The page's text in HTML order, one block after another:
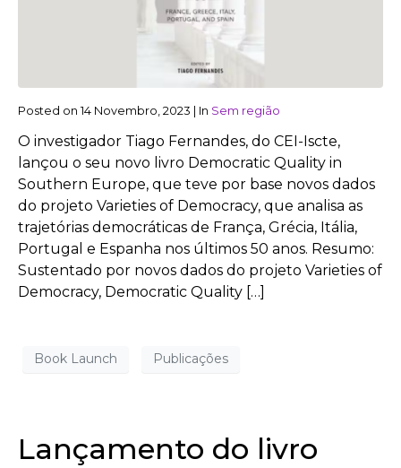
Posted on 14 Novembro, 2023 In Sem região
O investigador Tiago Fernandes, do CEI-Iscte,
lançou o seu novo livro Democratic Quality in
Southern Europe, que teve por base novos dados
do projeto Varieties of Democracy, que analisa as
trajetórias democráticas de França, Grécia, Itália,
Portugal e Espanha nos últimos 50 anos. Resumo:
Sustentado por novos dados do projeto Varieties of
Democracy, Democratic Quality […]
Book Launch Publicações
Lançamento do livro